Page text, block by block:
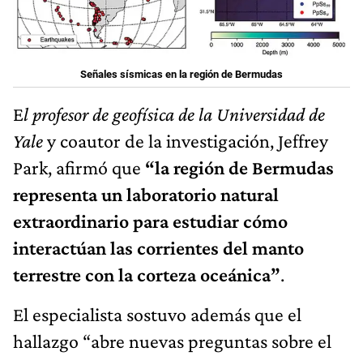
Señales sísmicas en la región de Bermudas
El profesor de geofísica de la Universidad de
Yaley coautor de la investigación, Jeffrey
Park, afirmó que “la región de Bermudas
representa un laboratorio natural
extraordinario para estudiar cómo
interactúan las corrientes del manto
terrestre con la corteza oceánica”.
El especialista sostuvo además que el
hallazgo “abre nuevas preguntas sobre el